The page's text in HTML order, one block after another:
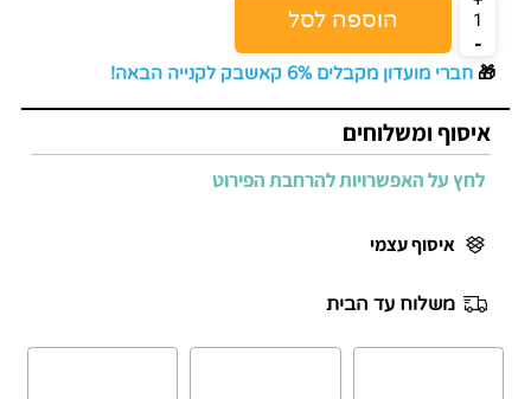
הוספה לסל
🎁 חברי מועדון מקבלים 6% קאשבק לקנייה הבאה!
איסוף ומשלוחים
לחץ על האפשרויות להרחבת הפירוט
איסוף עצמי
משלוח עד הבית